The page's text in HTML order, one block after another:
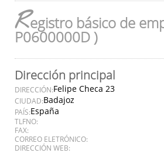
Registro básico de
P0600000D )
Dirección principal
DIRECCIÓN:Felipe Checa 23
CIUDAD:Badajoz
PAÍS:España
TLFNO:
FAX:
CORREO ELETRÓNICO:
DIRECCIÓN WEB: